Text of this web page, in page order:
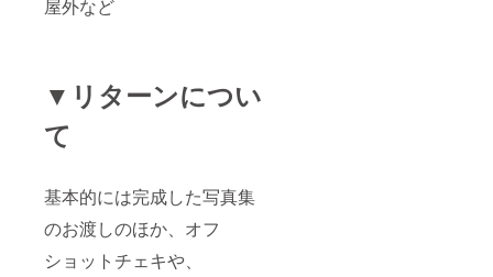
屋外など
▼リターンについ
て
基本的には完成した写真集
のお渡しのほか、オフ
ショットチェキや、